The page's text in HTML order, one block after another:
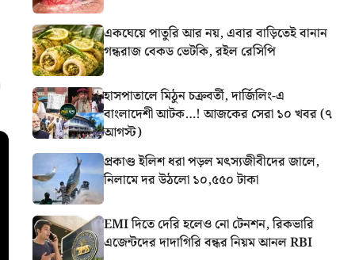
একঘেয়ে পাতুরি আর নয়, এবার বাড়িতেই বানান
গন্ধরাজ বেকড ভেটকি, রইল রেসিপি
হাসপাতালে মিঠুন চক্রবর্তী, দার্জিলিং-এ
বাংলাদেশী আটক…! আজকের সেরা ১০ খবর (৭
আগস্ট)
প্রকাণ্ড ইলিশ ধরা পড়ল মৎস্যজীবীদের জালে,
নিলামে দর উঠলো ১০,৫৫০ টাকা
EMI দিতে দেরি হলেও নো টেনশন, রিকভারি
এজেন্টদের দাদাগিরি বন্ধর নিয়ম আনল RBI